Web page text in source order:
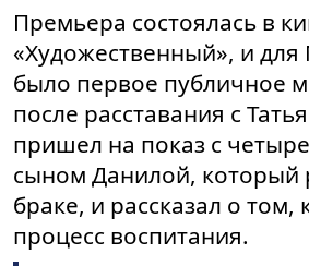
Премьера состоялась в
«Художественный», и для
было первое публичное
после расставания с
пришел на показ с
сыном Данилой, который
браке, и рассказал о том,
процесс воспитания.